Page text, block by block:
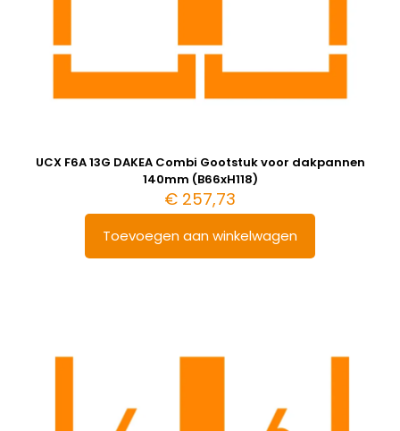
UCX F6A 13G DAKEA Combi Gootstuk voor dakpannen
140mm (B66xH118)
€ 257,73
Toevoegen aan winkelwagen